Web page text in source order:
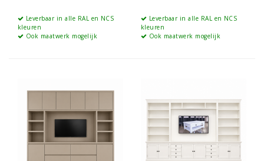
Leverbaar in alle RAL en NCS
kleuren
Ook maatwerk mogelijk
Leverbaar in alle RAL en NCS
kleuren
Ook maatwerk mogelijk